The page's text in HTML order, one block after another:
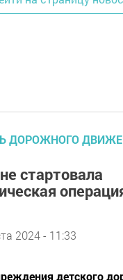
ДОРОЖНОГО
стартовала
2024 - 11:33
детского